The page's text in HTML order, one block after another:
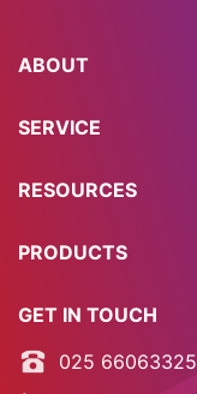
ABOUT
SERVICE
RESOURCES
PRODUCTS
GET IN TOUCH
025 66063325